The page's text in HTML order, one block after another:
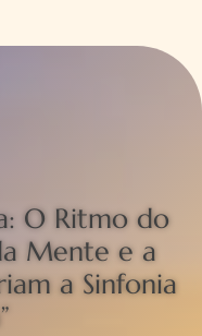
O Ritmo do
Mente e a
a Sinfonia